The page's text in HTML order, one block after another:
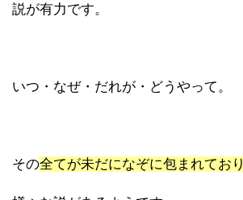
説が有力です。
いつ・なぜ・だれが・どうやって。
その全てが未だになぞに包まれており